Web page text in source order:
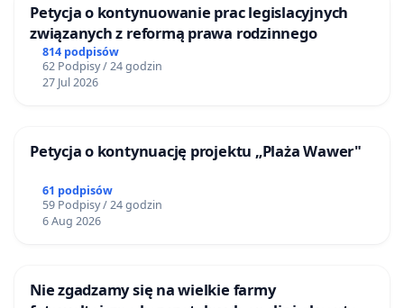
Petycja o kontynuowanie prac legislacyjnych
związanych z reformą prawa rodzinnego
814 podpisów
62 Podpisy / 24 godzin
27 Jul 2026
Petycja o kontynuację projektu „Plaża Wawer"
61 podpisów
59 Podpisy / 24 godzin
6 Aug 2026
Nie zgadzamy się na wielkie farmy